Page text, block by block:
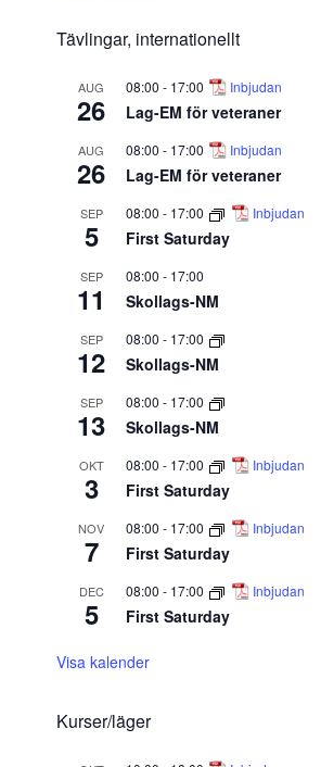
Tävlingar, internationellt
AUG
26
08:00 - 17:00 Inbjudan
Lag-EM för veteraner
AUG
26
08:00 - 17:00 Inbjudan
Lag-EM för veteraner
SEP
5
08:00 - 17:00 Inbjudan
First Saturday
SEP
11
08:00 - 17:00
Skollags-NM
SEP
12
08:00 - 17:00
Skollags-NM
SEP
13
08:00 - 17:00
Skollags-NM
OKT
3
08:00 - 17:00 Inbjudan
First Saturday
NOV
7
08:00 - 17:00 Inbjudan
First Saturday
DEC
5
08:00 - 17:00 Inbjudan
First Saturday
Visa kalender
Kurser/läger